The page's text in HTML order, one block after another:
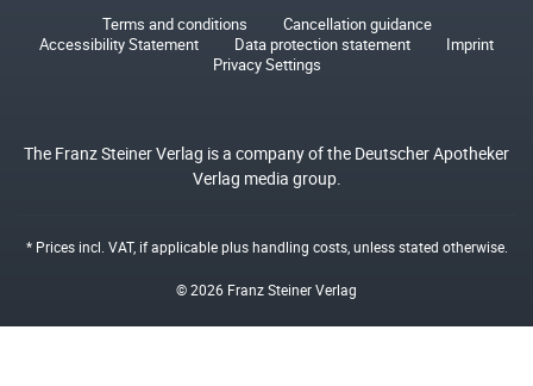
Terms and conditions
Cancellation guidance
Accessibility Statement
Data protection statement
Imprint
Privacy Settings
The Franz Steiner Verlag is a company of the Deutscher Apotheker
Verlag media group.
* Prices incl. VAT, if applicable plushandling costs, unless stated otherwise.
© 2026 Franz Steiner Verlag